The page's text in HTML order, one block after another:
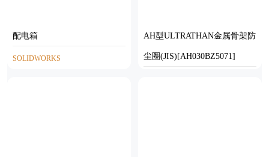
配电箱
SOLIDWORKS
AH型ULTRATHAN金属骨架防
尘圈(JIS)[AH030BZ5071]